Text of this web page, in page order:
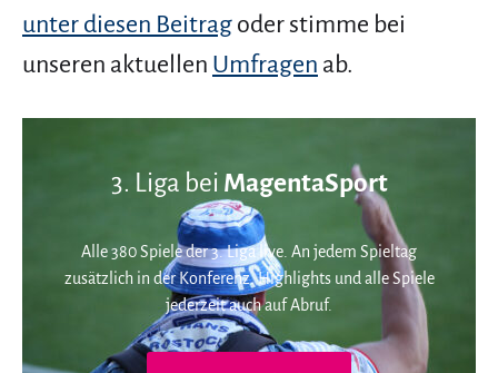
unter diesen Beitrag oder stimme bei
unseren aktuellen Umfragen ab.
3. Liga bei MagentaSport
Alle 380 Spiele der 3. Liga live. An jedem Spieltag
zusätzlich in der Konferenz. Highlights und alle Spiele
jederzeit auch auf Abruf.